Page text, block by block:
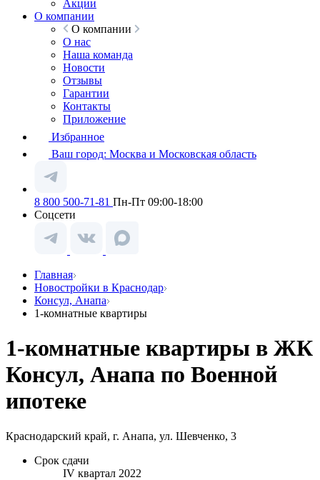
Акции
О компании
О компании
О нас
Наша команда
Новости
Отзывы
Гарантии
Контакты
Приложение
Избранное
Ваш город: Москва и Московская область
8 800 500-71-81 Пн-Пт 09:00-18:00
Соцсети
Главная
Новостройки в Краснодар
Консул, Анапа
1-комнатные квартиры
1-комнатные квартиры в ЖК
Консул, Анапа по Военной
ипотеке
Краснодарский край, г. Анапа, ул. Шевченко, 3
Срок сдачи
IV квартал 2022